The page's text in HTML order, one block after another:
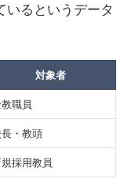
いるというデータ
対象者
職員
・教頭
採用教員